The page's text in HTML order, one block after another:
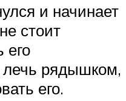
и начинает
стоит
его
рядышком,
его.